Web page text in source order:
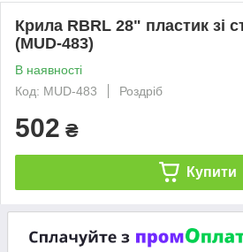
Крила RBRL 28" пластик зі
(MUD-483)
В наявності
Код: MUD-483
Роздріб
502 ₴
Купити